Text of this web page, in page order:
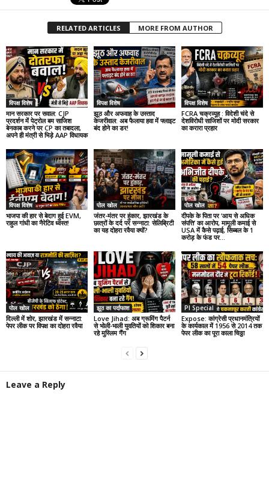
RELATED ARTICLES MORE FROM AUTHOR
विपक्ष विशेष
मान सरकार पर सवाल: CJP
प्रदर्शन में पेट्रोल बम साजिश
बेनकाब करने पर CP का तबादला,
अपने ही मंत्री से भिड़े AAP विधायक
विपक्ष विशेष
झूठ और अफवाह के उस्ताद
केजरीवाल: अब फैलाया हवा में फ्लाइट
बंद होने का डर!
विपक्ष विशेष
FCRA चक्रव्यूह : विदेशी चंदे से
देशविरोधी साजिशों पर मोदी सरकार
का करारा प्रहार
विपक्ष विशेष
भाजपा की हार से बेदाग हुई EVM,
राहुल गांधी का नैरेटिव ध्वस्त!
पोल खोल
जंतर-मंतर पर हुंकार, झारखंड के
छात्रों के दर्द पर सन्नाटा: सेलिब्रिटी
का यह दोहरा रवैया क्यों?
पोल खोल
दीपके के पिता पर ‘आय से अधिक
संपत्ति’ का आरोप, मामूली कमाई से
USA में कैसे पढ़ाई, सिब्बल के 1
करोड़ के फंड पर...
पोल खोल
दिल्ली में शोर, झारखंड में सन्नाटा:
पेपर लीक पर विपक्ष का दोहरा रवैया
झूठ का पर्दाफाश
Love Jihad: अब ग्रूमिंग पैटर्न
से भोली-भाली युवतियों को शिकार बना
रहे मुस्लिम गैंग
PI Special
Expose: कांग्रेसी प्रधानमंत्रियों
के कार्यकाल में 1956 से 2014 तक
पेपर लीक का पूरा काला चिठ्ठा
Leave a Reply